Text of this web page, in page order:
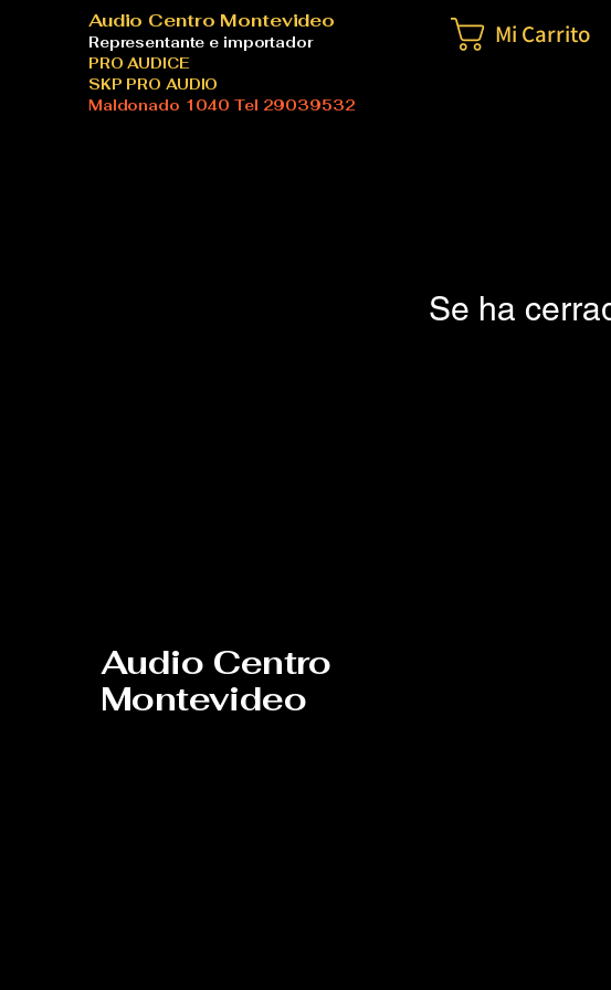
Audio Centro Montevideo
Representante e importador
PRO AUDICE
SKP PRO AUDIO
Maldonado 1040 Tel 29039532
Mi Carrito
Se ha
Audio Centro
Montevideo